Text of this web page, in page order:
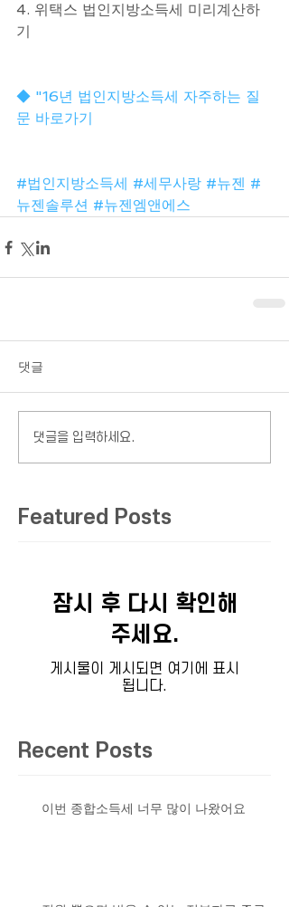
4. 위택스 법인지방소득세 미리계산하
기
◆ "16년 법인지방소득세 자주하는 질
문 바로가기
#법인지방소득세 #세무사랑 #뉴젠 #
뉴젠솔루션 #뉴젠엠앤에스
댓글
댓글을 입력하세요.
Featured Posts
잠시 후 다시 확인해
주세요.
게시물이 게시되면 여기에 표시
됩니다.
Recent Posts
이번 종합소득세 너무 많이 나왔어요